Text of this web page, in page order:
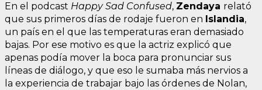
En el podcast Happy Sad Confused, Zendaya relató
que sus primeros días de rodaje fueron en Islandia,
un país en el que las temperaturas eran demasiado
bajas. Por ese motivo es que la actriz explicó que
apenas podía mover la boca para pronunciar sus
líneas de diálogo, y que eso le sumaba más nervios a
la experiencia de trabajar bajo las órdenes de Nolan,